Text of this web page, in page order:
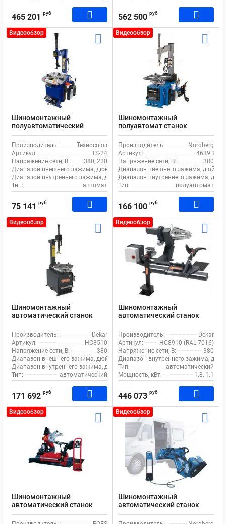
465 201 руб 562 500 руб
Видеообзор
Шиномонтажный
полуавтоматический
станок EQFS TS-24 для
легкового транспорта
Производитель:
Техносоюз
Артикул:
TS-24
Напряжение сети, В:
380, 220
Диапазон внешнего зажима, дюйм:
11-21
Диапазон внутреннего зажима, дюйм: 12-24
Тип:
автомат
75 141 руб
Видеообзор
Шиномонтажный
полуавтомат станок
Nordberg 4639B для
легкового и коммерческого
транспорта
Производитель:
Nordberg
Артикул:
4639B
Напряжение сети, В:
380
Диапазон внешнего зажима, дюйм:
Диапазон внутреннего зажима,
Тип:
полуавтомат
166 100 руб
Видеообзор
Шиномонтажный
автоматический станок
Dekar HC8510 для легкового
и коммерческого
транспорта
Производитель:
Dekar
Артикул:
HC8510
Напряжение сети, В:
380
Диапазон внешнего зажима, дюйм:
10-22
Диапазон внутреннего зажима, дюйм: 12-24
Тип:
автоматический
171 692 руб
Видеообзор
Шиномонтажный
автоматический станок
Dekar HC8910 для грузового
транспорта
Производитель:
Dekar
Артикул:
HC8910 (RAL 7016)
Напряжение сети, В:
380
Диапазон внутреннего зажима,
Тип:
автоматический
Мощность, кВт:
1.8, 1.1
446 073 руб
Видеообзор
Шиномонтажный
автоматический станок
EQFS ES-26 для грузового
транспорта
Видеообзор
Шиномонтажный
автоматический станок
Nordberg 46TRKM для
грузового транспорта